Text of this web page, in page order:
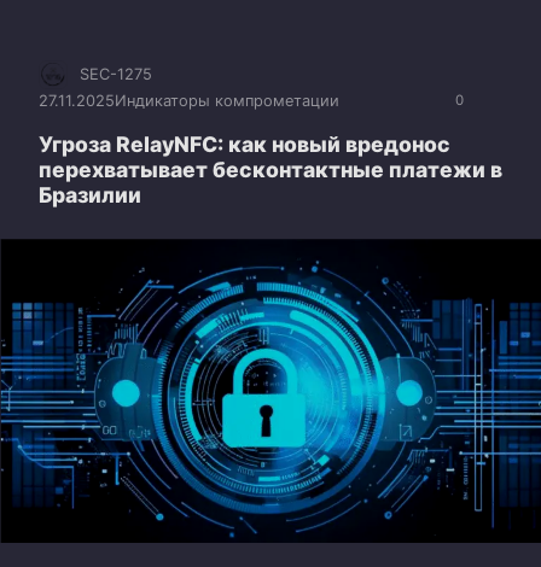
0
SEC-1275
27.11.2025Индикаторы компрометации
Угроза RelayNFC: как новый вредонос
перехватывает бесконтактные платежи в
Бразилии